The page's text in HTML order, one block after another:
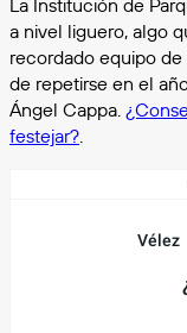
La Institución de
a nivel liguero, algo
recordado equipo
de repetirse en el
Ángel Cappa.
festejar?.
Vélez